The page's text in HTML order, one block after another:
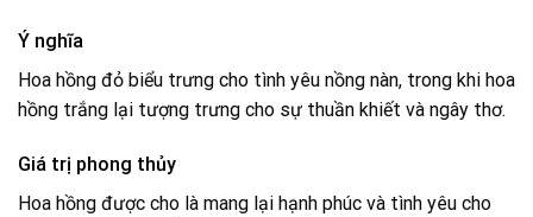
Ý nghĩa
Hoa hồng đỏ biểu trưng cho tình yêu nồng nàn, trong khi hoa
hồng trắng lại tượng trưng cho sự thuần khiết và ngây thơ.
Giá trị phong thủy
Hoa hồng được cho là mang lại hạnh phúc và tình yêu cho